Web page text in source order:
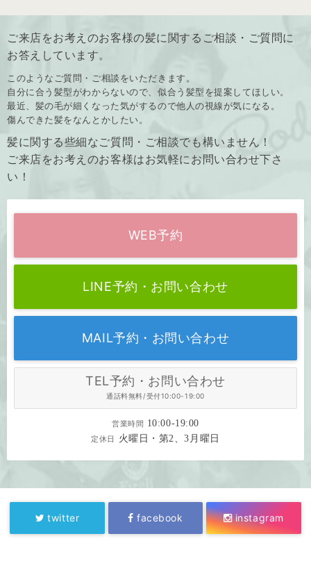
ご来店をお考えのお客様の髪に関するご相談・ご質問に
お答えしています。
このようなご質問・ご相談をいただきます。
自分に合う髪型がわからないので、似合う髪型を提案してほしい。
最近、髪の毛が細くなった気がするので他人の視線が気になる。
傷んできた髪をなんとかしたい。
髪に関する些細なご質問・ご相談でも構いません！
ご来店をお考えのお客様はお気軽にお問い合わせ下さ
い！
WEB予約
LINE予約・お問い合わせ
MAIL予約・お問い合わせ
TEL予約・お問い合わせ
通話料無料/受付10:00-19:00
営業時間 10:00-19:00
定休日 火曜日・第2、3月曜日
twitter facebook instagram